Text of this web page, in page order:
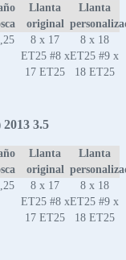
Llanta
original
Llanta
8 x 17
ET25 #8 x
17 ET25
8 x 18
ET25 #9 x
18 ET25
3.5
Llanta
original
Llanta
8 x 17
ET25 #8 x
17 ET25
8 x 18
ET25 #9 x
18 ET25